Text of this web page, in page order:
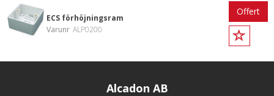
ECS förhöjningsram
Varunr ALP0200
Offert
Alcadon AB